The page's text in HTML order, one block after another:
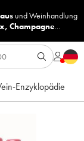
undWeinhandlung
, Champagne...
Enzyklopädie